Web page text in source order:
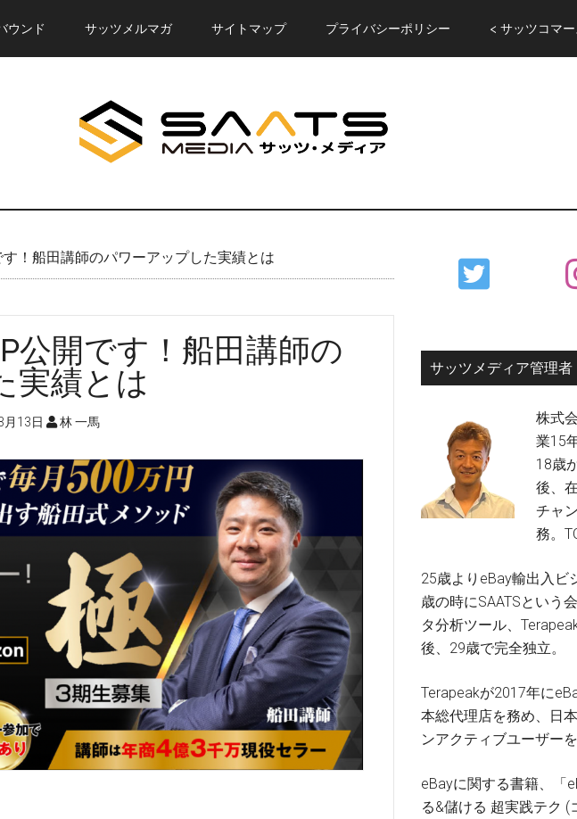
ウンド サッツメルマガ サイトマップ プライバシーポリシー < サッツコマ
す！船田講師のパワーアップした実績とは
公開です！船田講師の
実績とは
月13日 林 一馬
Primary
Sidebar
サッツメディア管理者
株式
業15
18歳
後、
チャ
務。
25歳よりeBay輸出入ビ
歳の時にSAATSという
タ分析ツール、
後、29歳で完全独立。
Terapeakが2017年に
本総代理店を務め、日
ンアクティブユーザー
eBayに関する書籍、「
る&儲ける 超実践テク (